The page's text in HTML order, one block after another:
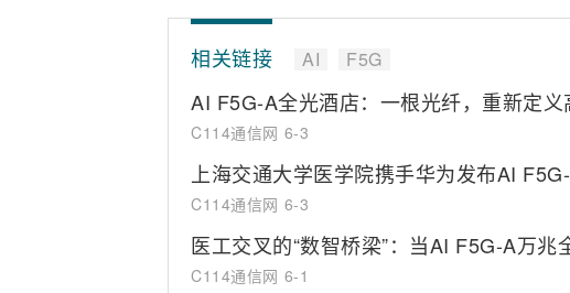
相关链接 AI F5G
AI F5G-A全光酒店：一根光纤，重新定
C114通信网 6-3
上海交通大学医学院携手华为发布AI
C114通信网 6-3
医工交叉的“数智桥梁”：当AI F5G-A万兆
C114通信网 6-1